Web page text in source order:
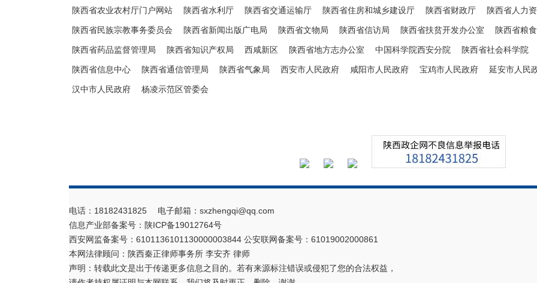
陕西省农业农村厅门户网站 陕西省水利厅 陕西省交通运输厅 陕西省住房和城乡建设厅 陕西省财政厅 陕西省人力
陕西省民族宗教事务委员会 陕西省新闻出版广电局 陕西省文物局 陕西省信访局 陕西省扶贫开发办公室 陕西省粮
陕西省药品监督管理局 陕西省知识产权局 西咸新区 陕西省地方志办公室 中国科学院西安分院 陕西省社会科学院
陕西省信息中心 陕西省通信管理局 陕西省气象局 西安市人民政府 咸阳市人民政府 宝鸡市人民政府 延安市人民
汉中市人民政府 杨凌示范区管委会
电话：18182431825 电子邮箱：sxzhengqi@qq.com
信息产业部备案号： 陕ICP备19012764号
西安网监备案号：6101136101130000003844 公安联网备案号：61019002000861
本网法律顾问：陕西秦正律师事务所 李安齐 律师
声明：转载此文是出于传递更多信息之目的。若有来源标注错误或侵犯了您的合法权益，